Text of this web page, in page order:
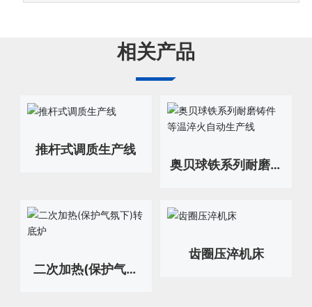
相关产品
推杆式调质生产线
奥贝球铁系列耐磨铸
二次加热(保护气氛
齿圈压淬机床